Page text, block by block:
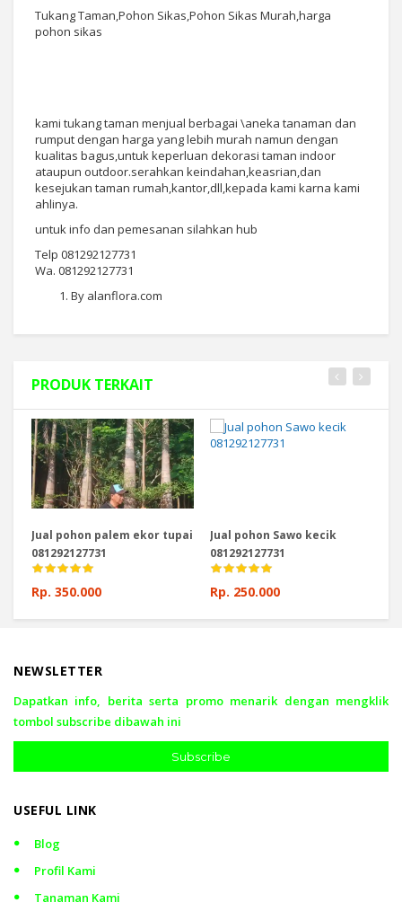
Tukang Taman,Pohon Sikas,Pohon Sikas Murah,harga
pohon sikas
kami tukang taman menjual berbagai \aneka tanaman dan
rumput dengan harga yang lebih murah namun dengan
kualitas bagus,untuk keperluan dekorasi taman indoor
ataupun outdoor.serahkan keindahan,keasrian,dan
kesejukan taman rumah,kantor,dll,kepada kami karna kami
ahlinya.
untuk info dan pemesanan silahkan hub
Telp 081292127731
Wa. 081292127731
By alanflora.com
PRODUK TERKAIT
Jual pohon palem ekor tupai
081292127731
Rp. 350.000
Jual pohon Sawo kecik
081292127731
Rp. 250.000
NEWSLETTER
Dapatkan info, berita serta promo menarik dengan mengklik
tombol subscribe dibawah ini
Subscribe
USEFUL LINK
Blog
Profil Kami
Tanaman Kami